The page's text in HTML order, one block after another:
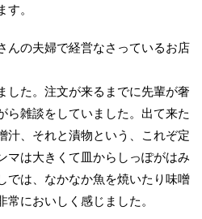
。
んの夫婦で経営なさっているお店
した。注文が来るまでに先輩が奢
ら雑談をしていました。出て来た
汁、それと漬物という、これぞ定
マは大きくて皿からしっぽがはみ
では、なかなか魚を焼いたり味噌
においしく感じました。